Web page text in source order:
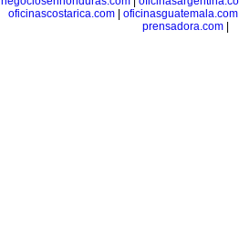
oficinascostarica.com
oficinasguatemala.com
prensadora.com|